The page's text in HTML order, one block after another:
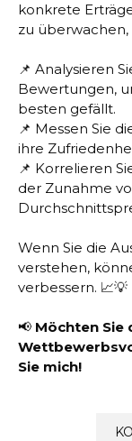
konkrete
zu
📌 Analysieren
Bewertungen,
besten gefällt.
📌 Messen Sie
ihre
📌 Korrelieren
der Zunahme
Wenn Sie die
verstehen,
verbessern. 📈💡
📢 Möchten Sie
Sie mich!